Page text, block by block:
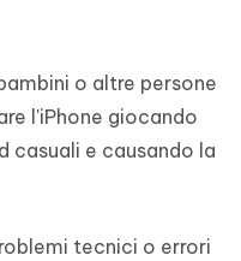
o altre persone
l'iPhone giocando
casuali e causando la
tecnici o errori